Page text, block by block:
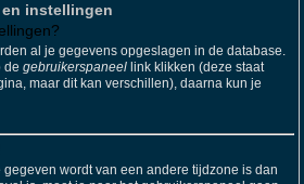
instellingen
al je gegevens opgeslagen in de database.
de gebruikerspaneel link klikken (deze staat
maar dit kan verschillen), daarna kun je
wordt van een andere tijdzone is dan